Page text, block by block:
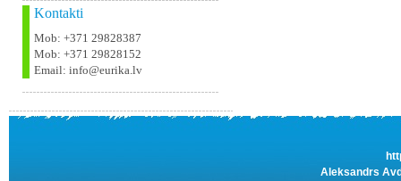
Kontakti
Mob: +371 29828387
Mob: +371 29828152
Email: info@eurika.lv
Aleksandrs